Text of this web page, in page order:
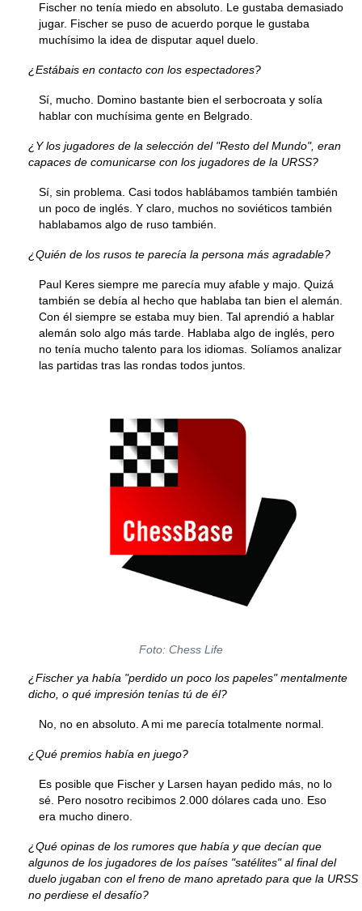
Fischer no tenía miedo en absoluto. Le gustaba demasiado
jugar. Fischer se puso de acuerdo porque le gustaba
muchísimo la idea de disputar aquel duelo.
¿Estábais en contacto con los espectadores?
Sí, mucho. Domino bastante bien el serbocroata y solía
hablar con muchísima gente en Belgrado.
¿Y los jugadores de la selección del "Resto del Mundo", eran
capaces de comunicarse con los jugadores de la URSS?
Sí, sin problema. Casi todos hablábamos también también
un poco de inglés. Y claro, muchos no soviéticos también
hablabamos algo de ruso también.
¿Quién de los rusos te parecía la persona más agradable?
Paul Keres siempre me parecía muy afable y majo. Quizá
también se debía al hecho que hablaba tan bien el alemán.
Con él siempre se estaba muy bien. Tal aprendió a hablar
alemán solo algo más tarde. Hablaba algo de inglés, pero
no tenía mucho talento para los idiomas. Solíamos analizar
las partidas tras las rondas todos juntos.
Foto: Chess Life
¿Fischer ya había "perdido un poco los papeles" mentalmente
dicho, o qué impresión tenías tú de él?
No, no en absoluto. A mi me parecía totalmente normal.
¿Qué premios había en juego?
Es posible que Fischer y Larsen hayan pedido más, no lo
sé. Pero nosotro recibimos 2.000 dólares cada uno. Eso
era mucho dinero.
¿Qué opinas de los rumores que había y que decían que
algunos de los jugadores de los países "satélites" al final del
duelo jugaban con el freno de mano apretado para que la URSS
no perdiese el desafío?